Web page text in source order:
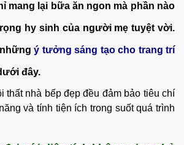
mang lại bữa ăn ngon mà phần nào
hy sinh của người mẹ tuyệt vời.
ý tưởng sáng tạo cho trang trí
đây.
thất nhà bếp đẹp đều đảm bảo tiêu chí
và tính tiện ích trong suốt quá trình